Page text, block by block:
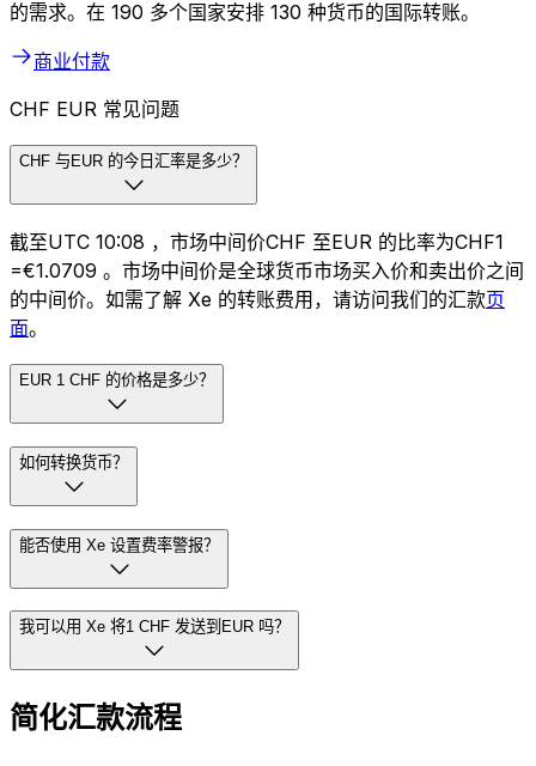
的需求。在 190 多个国家安排 130 种货币的国际转账。
商业付款
CHF EUR 常见问题
CHF 与EUR 的今日汇率是多少？
截至UTC 10:08 ，市场中间价CHF 至EUR 的比率为CHF1
=€1.0709 。市场中间价是全球货币市场买入价和卖出价之间
的中间价。如需了解 Xe 的转账费用，请访问我们的汇款页
面。
EUR 1 CHF 的价格是多少？
如何转换货币？
能否使用 Xe 设置费率警报？
我可以用 Xe 将1 CHF 发送到EUR 吗？
简化汇款流程